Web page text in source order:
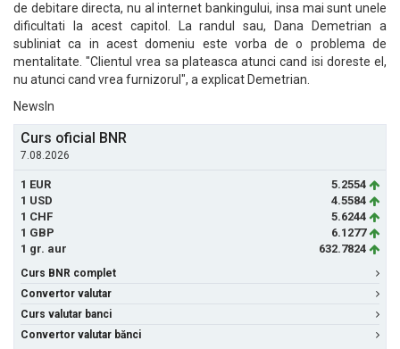
de debitare directa, nu al internet bankingului, insa mai sunt unele
dificultati la acest capitol. La randul sau, Dana Demetrian a
subliniat ca in acest domeniu este vorba de o problema de
mentalitate. "Clientul vrea sa plateasca atunci cand isi doreste el,
nu atunci cand vrea furnizorul", a explicat Demetrian.
NewsIn
Curs oficial BNR
7.08.2026
1 EUR
5.2554
1 USD
4.5584
1 CHF
5.6244
1 GBP
6.1277
1 gr. aur
632.7824
Curs BNR complet
Convertor valutar
Curs valutar banci
Convertor valutar bănci